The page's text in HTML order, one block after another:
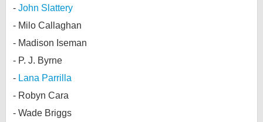
John Slattery
Milo Callaghan
Madison Iseman
P. J. Byrne
Lana Parrilla
Robyn Cara
Wade Briggs